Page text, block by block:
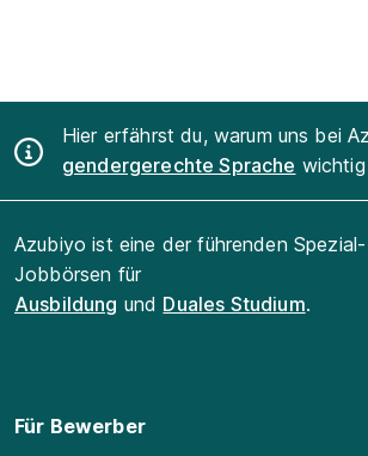
Hier erfährst du, warum uns bei
gendergerechte Sprache
Azubiyo ist eine der führenden Spezial-
Jobbörsen für
Ausbildung und Duales Studium.
Für Bewerber